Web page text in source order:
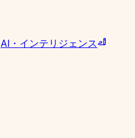
AI・インテリジェンス